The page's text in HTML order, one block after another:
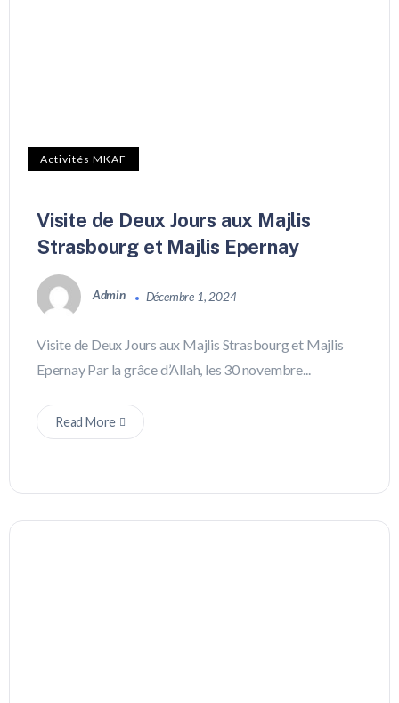
Activités MKAF
Visite de Deux Jours aux Majlis
Strasbourg et Majlis Epernay
Admin Décembre 1, 2024
Visite de Deux Jours aux Majlis Strasbourg et Majlis
Epernay Par la grâce d’Allah, les 30 novembre...
Read More